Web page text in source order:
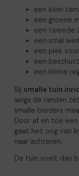
een klein
een groene
een tweede
een smal
een plek
een
een kleine
Bij smalle tuin
langs de randen
smalle borders
Door af en toe
gaat het oog van
naar achteren.
De tuin voelt dan